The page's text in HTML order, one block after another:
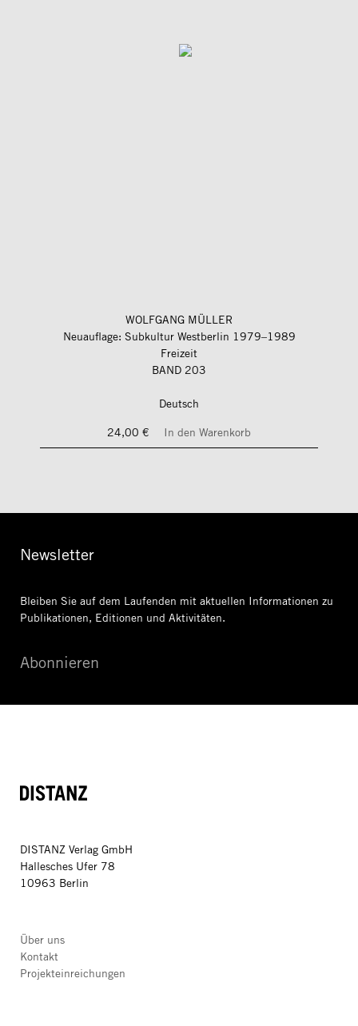
WOLFGANG MÜLLER
Neuauflage: Subkultur Westberlin 1979–1989
Freizeit
BAND 203
Deutsch
24,00 €
In den Warenkorb
Newsletter
Bleiben Sie auf dem Laufenden mit aktuellen Informationen zu
Publikationen, Editionen und Aktivitäten.
Abonnieren
DISTANZ
DISTANZ Verlag GmbH
Hallesches Ufer 78
10963 Berlin
Über uns
Kontakt
Projekteinreichungen